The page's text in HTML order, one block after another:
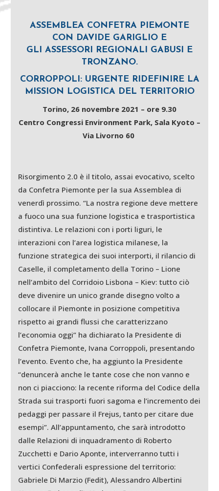
ASSEMBLEA CONFETRA PIEMONTE
CON DAVIDE GARIGLIO E
GLI ASSESSORI REGIONALI GABUSI E
TRONZANO.
CORROPPOLI: URGENTE RIDEFINIRE LA
MISSION LOGISTICA DEL TERRITORIO
Torino, 26 novembre 2021 – ore 9.30
Centro Congressi Environment Park, Sala Kyoto –
Via Livorno 60
Risorgimento 2.0 è il titolo, assai evocativo, scelto
da Confetra Piemonte per la sua Assemblea di
venerdì prossimo. “La nostra regione deve mettere
a fuoco una sua funzione logistica e trasportistica
distintiva. Le relazioni con i porti liguri, le
interazioni con l’area logistica milanese, la
funzione strategica dei suoi interporti, il rilancio di
Caselle, il completamento della Torino – Lione
nell’ambito del Corridoio Lisbona – Kiev: tutto ciò
deve divenire un unico grande disegno volto a
collocare il Piemonte in posizione competitiva
rispetto ai grandi flussi che caratterizzano
l’economia oggi” ha dichiarato la Presidente di
Confetra Piemonte, Ivana Corroppoli, presentando
l’evento. Evento che, ha aggiunto la Presidente
“denuncerà anche le tante cose che non vanno e
non ci piacciono: la recente riforma del Codice della
Strada sui trasporti fuori sagoma e l’incremento dei
pedaggi per passare il Frejus, tanto per citare due
esempi”. All’appuntamento, che sarà introdotto
dalle Relazioni di inquadramento di Roberto
Zucchetti e Dario Aponte, interverranno tutti i
vertici Confederali espressione del territorio:
Gabriele Di Marzio (Fedit), Alessandro Albertini